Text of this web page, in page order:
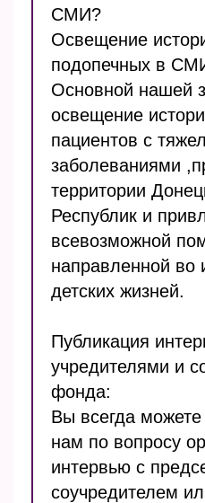
БЛОГСМИ?
Освещение
подопечных в
Основной нашей
освещение
пациентов с
заболеваниями
территории
Республик и
всевозможной
направленной во
детских жизней.
Публикация
учредителями и
фонда:
Вы всегда можете
нам по вопросу
интервью с
соучредителем